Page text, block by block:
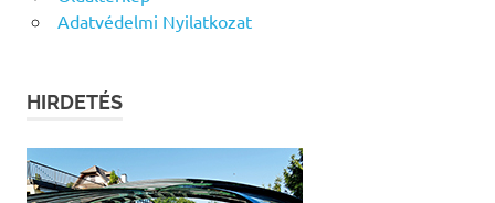
Adatvédelmi Nyilatkozat
HIRDETÉS